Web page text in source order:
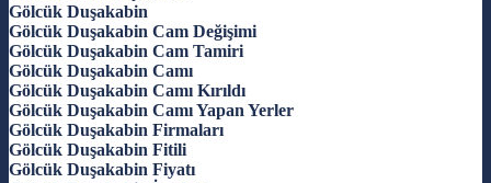
Gölcük Duşakabin
Gölcük Duşakabin Cam Değişimi
Gölcük Duşakabin Cam Tamiri
Gölcük Duşakabin Camı
Gölcük Duşakabin Camı Kırıldı
Gölcük Duşakabin Camı Yapan Yerler
Gölcük Duşakabin Firmaları
Gölcük Duşakabin Fitili
Gölcük Duşakabin Fiyatı